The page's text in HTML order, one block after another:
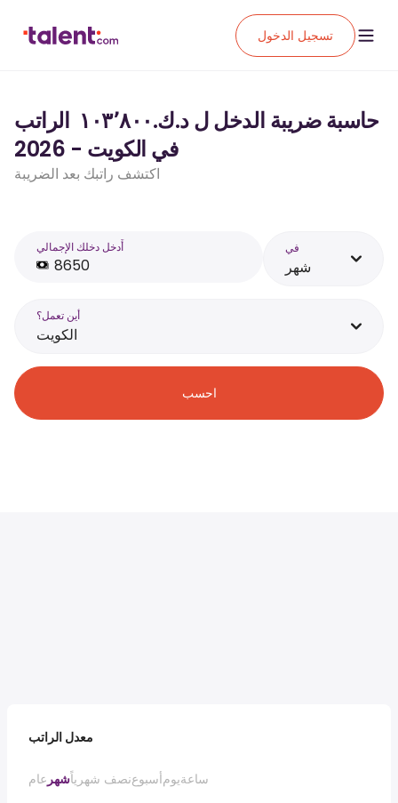
تسجيل الدخول
حاسبة ضريبة الدخل ل د.ك.‏١٠٣٬٨٠٠ ‏ الراتب
في الكويت - 2026
اكتشف راتبك بعد الضريبة
أَدخل دخلك الإجمالي في
شهر
أين تعمل؟
الكويت
احسب
معدل الراتب
عام شهرنصف شهرياًأسبوعيومساعة